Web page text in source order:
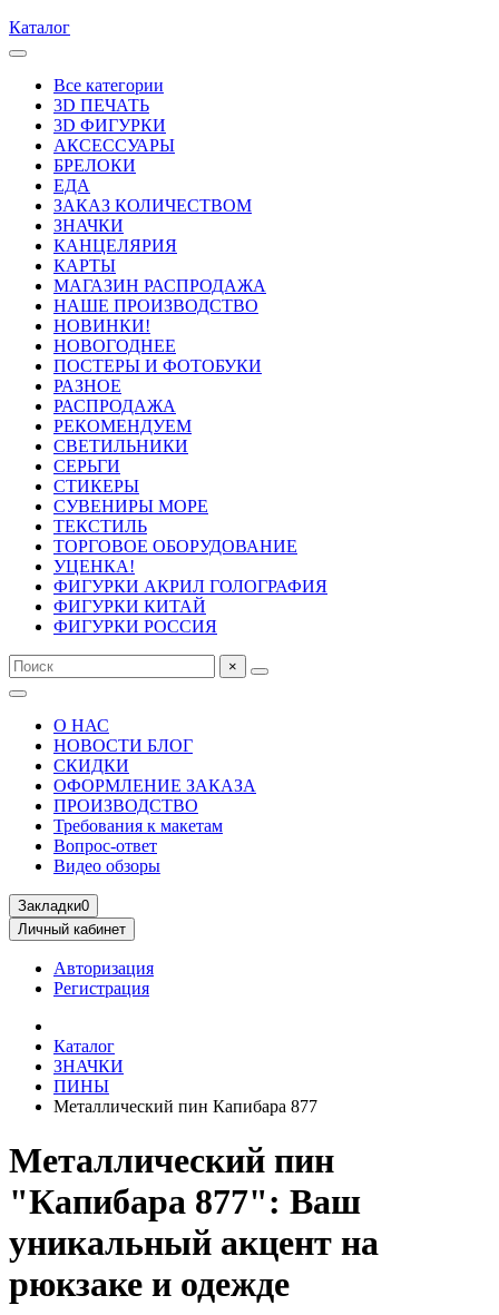
Каталог
Все категории
3D ПЕЧАТЬ
3D ФИГУРКИ
АКСЕССУАРЫ
БРЕЛОКИ
ЕДА
ЗАКАЗ КОЛИЧЕСТВОМ
ЗНАЧКИ
КАНЦЕЛЯРИЯ
КАРТЫ
МАГАЗИН РАСПРОДАЖА
НАШЕ ПРОИЗВОДСТВО
НОВИНКИ!
НОВОГОДНЕЕ
ПОСТЕРЫ И ФОТОБУКИ
РАЗНОЕ
РАСПРОДАЖА
РЕКОМЕНДУЕМ
СВЕТИЛЬНИКИ
СЕРЬГИ
СТИКЕРЫ
СУВЕНИРЫ МОРЕ
ТЕКСТИЛЬ
ТОРГОВОЕ ОБОРУДОВАНИЕ
УЦЕНКА!
ФИГУРКИ АКРИЛ ГОЛОГРАФИЯ
ФИГУРКИ КИТАЙ
ФИГУРКИ РОССИЯ
×
О НАС
НОВОСТИ БЛОГ
СКИДКИ
ОФОРМЛЕНИЕ ЗАКАЗА
ПРОИЗВОДСТВО
Требования к макетам
Вопрос-ответ
Видео обзоры
Закладки0
Личный кабинет
Авторизация
Регистрация
Каталог
ЗНАЧКИ
ПИНЫ
Металлический пин Капибара 877
Металлический пин
"Капибара 877": Ваш
уникальный акцент на
рюкзаке и одежде